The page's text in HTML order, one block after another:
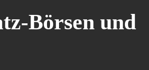
Börsen und